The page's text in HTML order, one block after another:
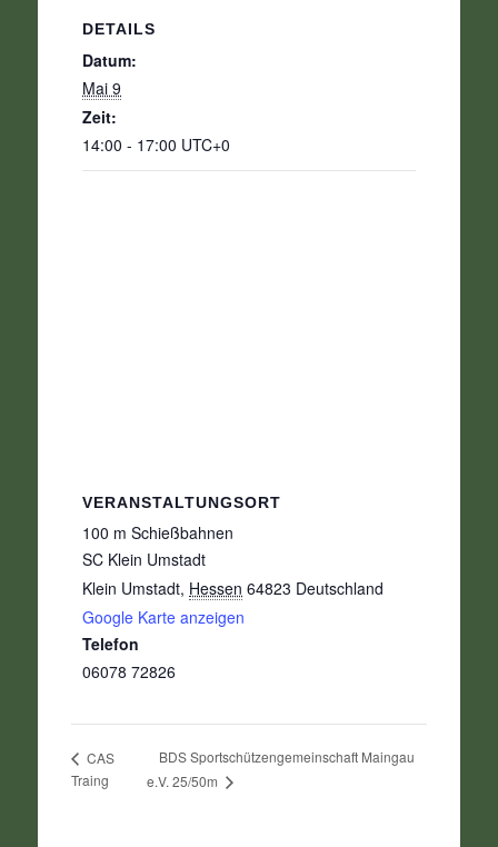
DETAILS
Datum:
Mai 9
Zeit:
14:00 - 17:00 UTC+0
VERANSTALTUNGSORT
100 m Schießbahnen
SC Klein Umstadt
Klein Umstadt, Hessen 64823 Deutschland
Google Karte anzeigen
Telefon
06078 72826
CAS
Traing
BDS Sportschützengemeinschaft Maingau
e.V. 25/50m